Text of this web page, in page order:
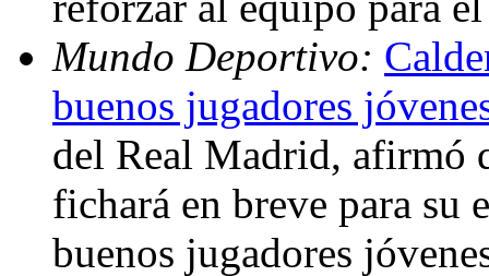
Mundo Deportivo:
buenos jugadores
del Real Madrid, afirmó
fichará en breve para su
buenos jugadores